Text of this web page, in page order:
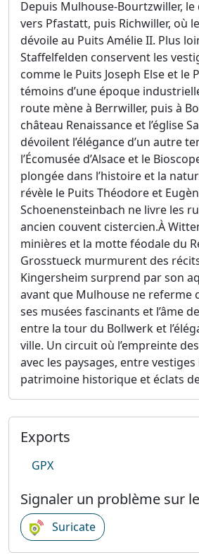
Depuis Mulhouse-Bourtzwiller, le
vers Pfastatt, puis Richwiller, où
dévoile au Puits Amélie II. Plus
Staffelfelden conservent les
comme le Puits Joseph Else et le
témoins d’une époque
route mène à Berrwiller, puis à
château Renaissance et l’église
dévoilent l’élégance d’un autre
l’Écomusée d’Alsace et le
plongée dans l’histoire et la
révèle le Puits Théodore et
Schoenensteinbach ne livre les
ancien couvent cistercien.À
minières et la motte féodale du
Grosstueck murmurent des
Kingersheim surprend par son
avant que Mulhouse ne referme
ses musées fascinants et l’âme
entre la tour du Bollwerk et
ville. Un circuit où l’empreinte
avec les paysages, entre
patrimoine historique et éclats
Exports
GPX
Signaler un problème sur
Suricate